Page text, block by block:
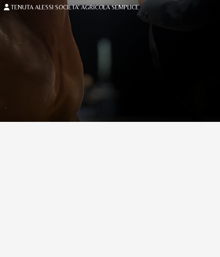
TENUTA ALESSI SOCIETA' AGRICOLA SEMPLICE